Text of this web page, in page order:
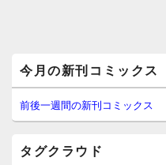
イ
ン
サ
イ
今月の新刊コミックス
前後一週間の新刊コミックス
タグクラウド